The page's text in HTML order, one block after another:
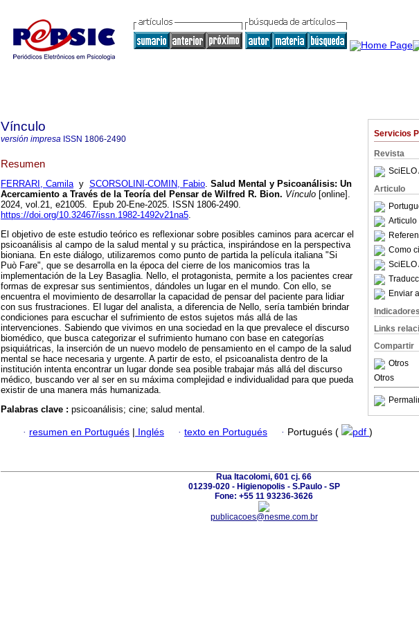
Servicios
Revista
SciELO
Articulo
Articulo
Como
SciELO
Enviar
Indicadores
Links
Compartir
Otros
Otros
Vínculo
versión impresa ISSN 1806-2490
Resumen
FERRARI, Camilay SCORSOLINI-COMIN, Fabio. Salud Mental y Psicoanálisis: Un
Acercamiento a Través de la Teoría del Pensar de Wilfred R. Bion. Vínculo [online].
2024, vol.21, e21005. Epub 20-Ene-2025. ISSN 1806-2490.
https://doi.org/10.32467/issn.1982-1492v21na5.
El objetivo de este estudio teórico es reflexionar sobre posibles caminos para acercar el
psicoanálisis al campo de la salud mental y su práctica, inspirándose en la perspectiva
bioniana. En este diálogo, utilizaremos como punto de partida la película italiana "Si
Può Fare", que se desarrolla en la época del cierre de los manicomios tras la
implementación de la Ley Basaglia. Nello, el protagonista, permite a los pacientes crear
formas de expresar sus sentimientos, dándoles un lugar en el mundo. Con ello, se
encuentra el movimiento de desarrollar la capacidad de pensar del paciente para lidiar
con sus frustraciones. El lugar del analista, a diferencia de Nello, sería también brindar
condiciones para escuchar el sufrimiento de estos sujetos más allá de las
intervenciones. Sabiendo que vivimos en una sociedad en la que prevalece el discurso
biomédico, que busca categorizar el sufrimiento humano con base en categorías
psiquiátricas, la inserción de un nuevo modelo de pensamiento en el campo de la salud
mental se hace necesaria y urgente. A partir de esto, el psicoanalista dentro de la
institución intenta encontrar un lugar donde sea posible trabajar más allá del discurso
médico, buscando ver al ser en su máxima complejidad e individualidad para que pueda
existir de una manera más humanizada.
Palabras clave : psicoanálisis; cine; salud mental.
· resumen en Portugués | Inglés · texto en Portugués · Portugués ( pdf )
Rua Itacolomi, 601 cj. 66
01239-020 - Higienopolis - S.Paulo - SP
Fone: +55 11 93236-3626
publicacoes@nesme.com.br